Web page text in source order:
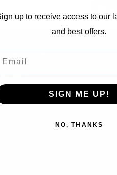
& Rücksendungen
up to receive access to our
and best offers.
SIGN ME UP!
NO, THANKS